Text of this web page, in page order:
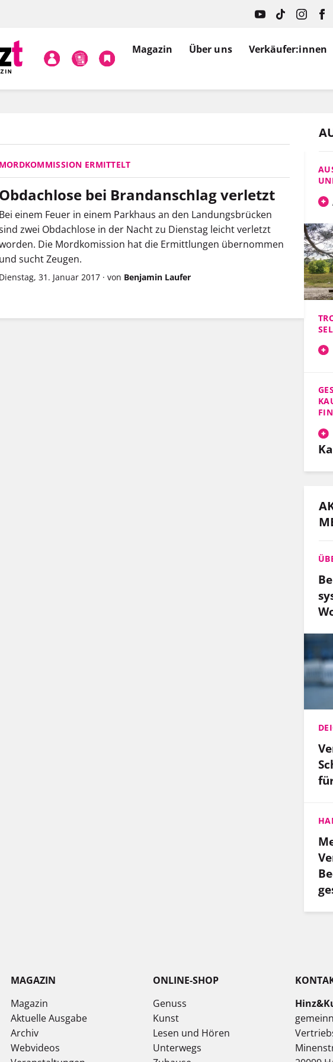
Magazin Über uns Verkäufer:innen
MORDKOMMISSION ERMITTELT
Obdachlose bei Brandanschlag verletzt
Bei einem Feuer in einem Parkhaus an den Landungsbrücken
zwei Obdachlose in der Nacht zu Dienstag leicht verletzt
Die Mordkomission hat die Ermittlungen übernommen
und sucht Zeugen.
Dienstag, 31. Januar 2017· von Benjamin Laufer
MAGAZIN
Magazin
Aktuelle Ausgabe
Archiv
Webvideos
ONLINE-SHOP
Genuss
Kunst
Lesen und Hören
Unterwegs